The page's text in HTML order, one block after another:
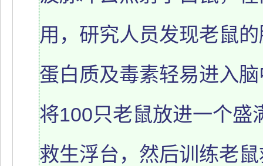
用，研究人员发现老鼠
蛋白质及毒素轻易进入
将100只老鼠放进一个盛
救生浮台，然后训练老